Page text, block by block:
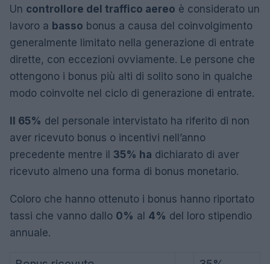
Un controllore del traffico aereo è considerato un
lavoro a basso bonus a causa del coinvolgimento
generalmente limitato nella generazione di entrate
dirette, con eccezioni ovviamente. Le persone che
ottengono i bonus più alti di solito sono in qualche
modo coinvolte nel ciclo di generazione di entrate.
Il 65% del personale intervistato ha riferito di non
aver ricevuto bonus o incentivi nell’anno
precedente mentre il 35% ha dichiarato di aver
ricevuto almeno una forma di bonus monetario.
Coloro che hanno ottenuto i bonus hanno riportato
tassi che vanno dallo 0% al 4% del loro stipendio
annuale.